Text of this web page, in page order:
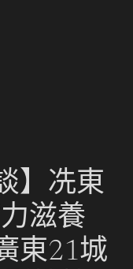
】冼東
滋養
東21城